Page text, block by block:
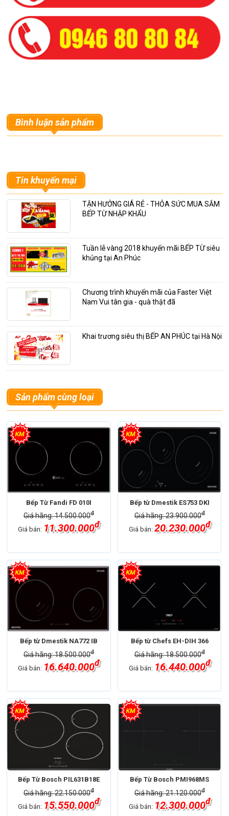
Bình luận sản phẩm
Tin khuyến mại
TẬN HƯỞNG GIÁ RẺ - THỎA SỨC MUA SẮM
BẾP TỪ NHẬP KHẨU
Tuần lễ vàng 2018 khuyến mãi BẾP TỪ siêu
khủng tại An Phúc
Chương trình khuyến mãi của Faster Việt
Nam Vui tân gia - quà thật đã
Khai trương siêu thị BẾP AN PHÚC tại Hà Nội
Sản phẩm cùng loại
Bếp Từ Fandi FD 010I
Giá hãng: 14.500.000đ
Giá bán: 11.300.000đ
Bếp từ Dmestik ES753 DKI
Giá hãng: 23.900.000đ
Giá bán: 20.230.000đ
Bếp từ Dmestik NA772 IB
Giá hãng: 18.500.000đ
Giá bán: 16.640.000đ
Bếp từ Chefs EH-DIH 366
Giá hãng: 18.500.000đ
Giá bán: 16.440.000đ
Bếp Từ Bosch PIL631B18E
Giá hãng: 22.150.000đ
Giá bán: 15.550.000đ
Bếp Từ Bosch PMI968MS
Giá hãng: 21.120.000đ
Giá bán: 12.300.000đ